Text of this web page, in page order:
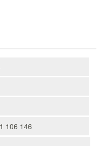
106 146